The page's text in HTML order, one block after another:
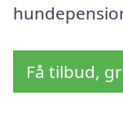
Få tilbud,